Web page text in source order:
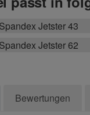
Jetster 43
Jetster 62
Bewertungen